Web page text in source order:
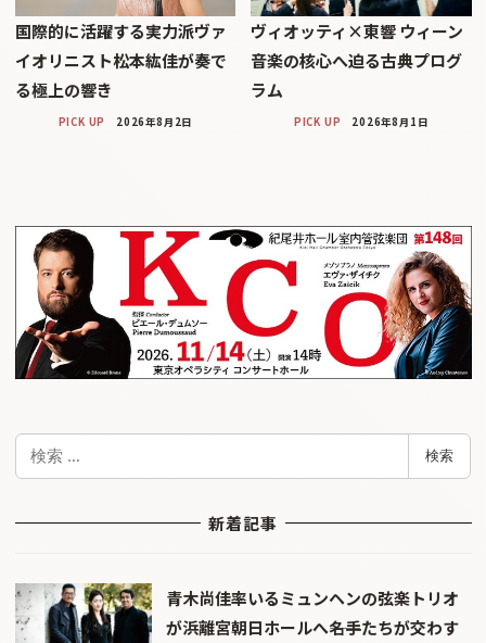
国際的に活躍する実力派ヴァ
イオリニスト松本紘佳が奏で
る極上の響き
PICK UP 2026年8月2日
ヴィオッティ×東響 ウィーン
音楽の核心へ迫る古典プログ
ラム
PICK UP 2026年8月1日
検
検索
新着記事
青木尚佳率いるミュンヘンの弦楽トリオ
が浜離宮朝日ホールへ――名手たちが交わす